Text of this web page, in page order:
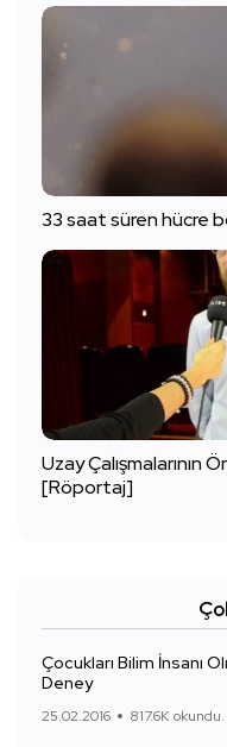
33 saat süren hücre
Uzay Çalışmalarının
[Röportaj]
Çocukları Bilim İnsanı
Deney
25.02.2016 817.6K okundu.